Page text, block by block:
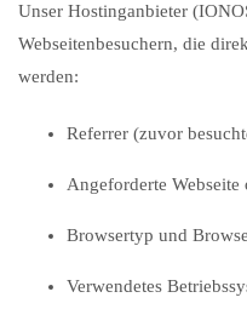
Unser Hostinganbieter
Webseitenbesuchern, die
werden:
Referrer (zuvor
Angeforderte Webseite
Browsertyp und
Verwendetes